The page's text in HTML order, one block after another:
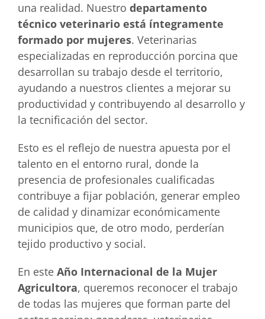
una realidad. Nuestro departamento
técnico veterinario está íntegramente
formado por mujeres. Veterinarias
especializadas en reproducción porcina que
desarrollan su trabajo desde el territorio,
ayudando a nuestros clientes a mejorar su
productividad y contribuyendo al desarrollo y
la tecnificación del sector.
Esto es el reflejo de nuestra apuesta por el
talento en el entorno rural, donde la
presencia de profesionales cualificadas
contribuye a fijar población, generar empleo
de calidad y dinamizar económicamente
municipios que, de otro modo, perderían
tejido productivo y social.
En este Año Internacional de la Mujer
Agricultora, queremos reconocer el trabajo
de todas las mujeres que forman parte del